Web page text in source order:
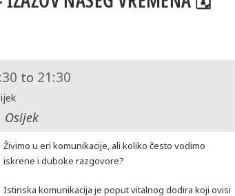
to 21:30
Osijek
Živimo u eri komunikacije, ali koliko često vodimo
iskrene i duboke razgovore?
Istinska komunikacija je poput vitalnog dodira koji ovisi